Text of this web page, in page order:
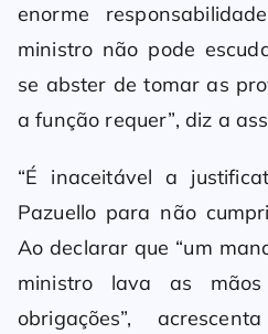
enorme
ministro não pode
se abster de tomar as
a função requer”, diz a
“É inaceitável a
Pazuello para não
Ao declarar que “um
ministro lava as
obrigações”,